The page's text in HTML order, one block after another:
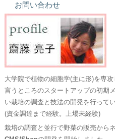
お問い合わせ
大学院で植物の細胞学(主に形)を専
言うところのスタートアップの初期
い栽培の調査と技法の開発を行ってい
(資金調達まで経験。上場未経験)
栽培の調査と並行で野菜の販売から